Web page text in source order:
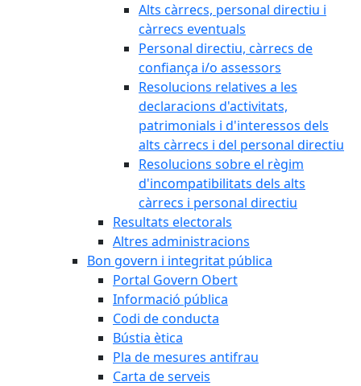
Alts càrrecs, personal directiu i
càrrecs eventuals
Personal directiu, càrrecs de
confiança i/o assessors
Resolucions relatives a les
declaracions d'activitats,
patrimonials i d'interessos dels
alts càrrecs i del personal directiu
Resolucions sobre el règim
d'incompatibilitats dels alts
càrrecs i personal directiu
Resultats electorals
Altres administracions
Bon govern i integritat pública
Portal Govern Obert
Informació pública
Codi de conducta
Bústia ètica
Pla de mesures antifrau
Carta de serveis